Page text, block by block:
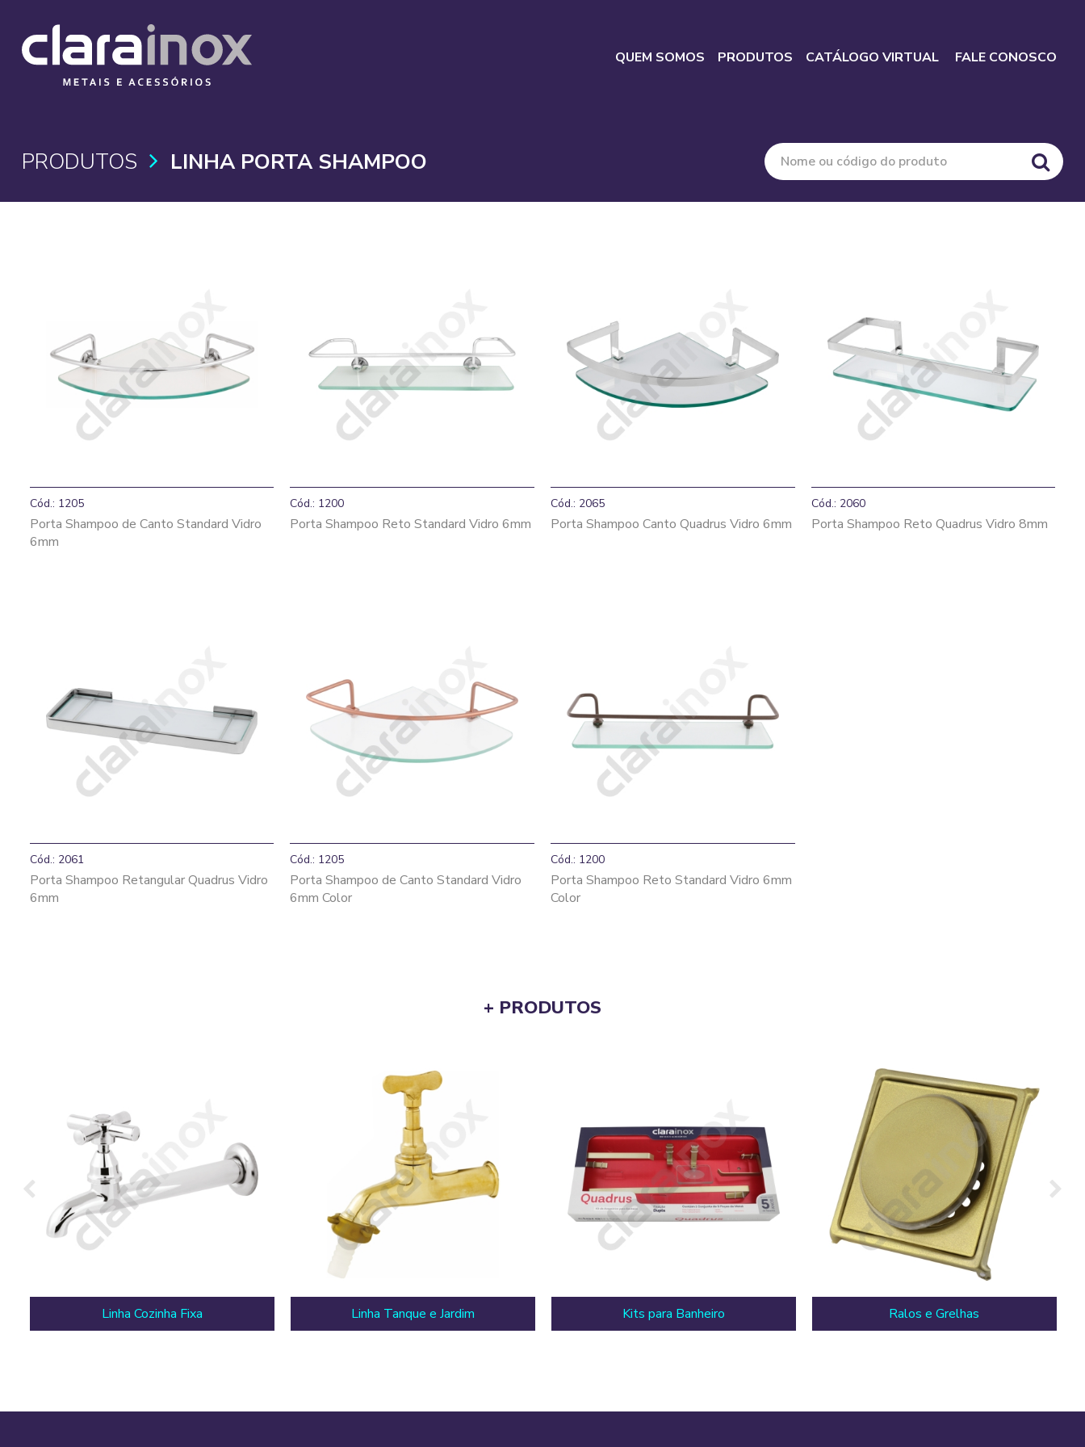
QUEM SOMOS PRODUTOS CATÁLOGO VIRTUAL FALE CONOSCO
PRODUTOS LINHA PORTA SHAMPOO
Cód.: 1205
Porta Shampoo de Canto Standard Vidro
6mm
Cód.: 1200
Porta Shampoo Reto Standard Vidro 6mm
Cód.: 2065
Porta Shampoo Canto Quadrus Vidro 6mm
Cód.: 2060
Porta Shampoo Reto Quadrus Vidro 8mm
Cód.: 2061
Porta Shampoo Retangular Quadrus Vidro
6mm
Cód.: 1205
Porta Shampoo de Canto Standard Vidro
6mm Color
Cód.: 1200
Porta Shampoo Reto Standard Vidro 6mm
Color
+ PRODUTOS
Linha Cozinha Fixa Linha Tanque e Jardim Kits para Banheiro Ralos e Grelhas